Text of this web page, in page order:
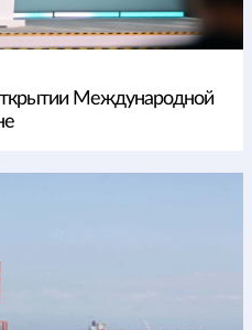
Международной